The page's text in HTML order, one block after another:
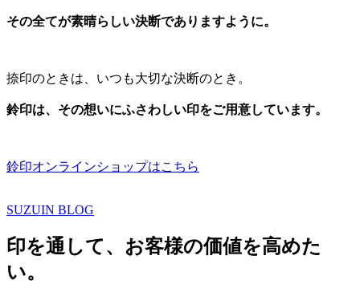
その全てが素晴らしい決断でありますように。
捺印のときは、いつも大切な決断のとき。
鈴印は、その想いにふさわしい印をご用意しています。
鈴印オンラインショップはこちら
SUZUIN BLOG
印を通して、お客様の価値を高めた
い。